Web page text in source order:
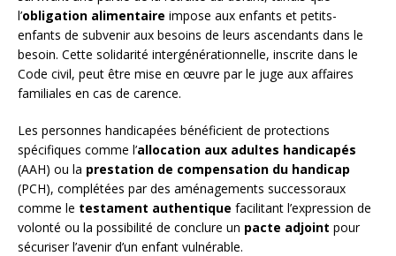
l’obligation alimentaire impose aux enfants et petits-
enfants de subvenir aux besoins de leurs ascendants dans le
besoin. Cette solidarité intergénérationnelle, inscrite dans le
Code civil, peut être mise en œuvre par le juge aux affaires
familiales en cas de carence.
Les personnes handicapées bénéficient de protections
spécifiques comme l’allocation aux adultes handicapés
(AAH) ou la prestation de compensation du handicap
(PCH), complétées par des aménagements successoraux
comme le testament authentique facilitant l’expression de
volonté ou la possibilité de conclure un pacte adjoint pour
sécuriser l’avenir d’un enfant vulnérable.